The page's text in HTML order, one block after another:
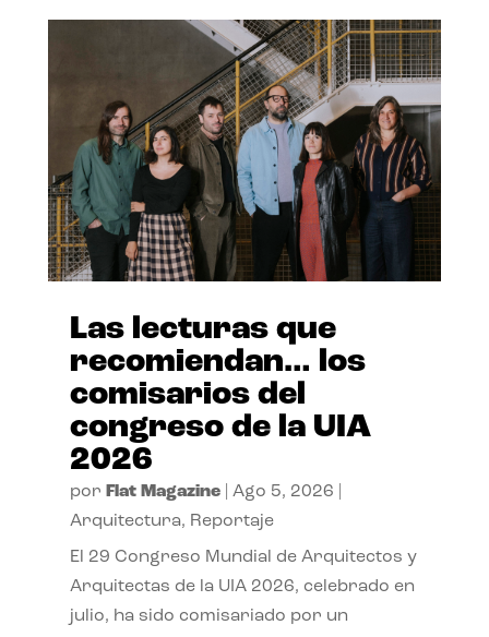
Las lecturas que
recomiendan… los
comisarios del
congreso de la UIA
2026
por Flat Magazine| Ago 5, 2026
Arquitectura, Reportaje
El 29 Congreso Mundial de Arquitectos y
Arquitectas de la UIA 2026, celebrado en
julio, ha sido comisariado por un